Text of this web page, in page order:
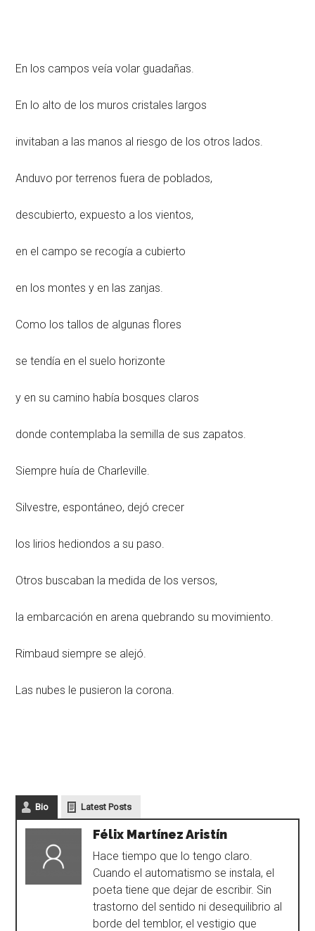
En los campos veía volar guadañas.
En lo alto de los muros cristales largos
invitaban a las manos al riesgo de los otros lados.
Anduvo por terrenos fuera de poblados,
descubierto, expuesto a los vientos,
en el campo se recogía a cubierto
en los montes y en las zanjas.
Como los tallos de algunas flores
se tendía en el suelo horizonte
y en su camino había bosques claros
donde contemplaba la semilla de sus zapatos.
Siempre huía de Charleville.
Silvestre, espontáneo, dejó crecer
los lirios hediondos a su paso.
Otros buscaban la medida de los versos,
la embarcación en arena quebrando su movimiento.
Rimbaud siempre se alejó.
Las nubes le pusieron la corona.
Bio Latest Posts
Félix Martínez Aristín
Hace tiempo que lo tengo claro.
Cuando el automatismo se instala, el
poeta tiene que dejar de escribir. Sin
trastorno del sentido ni desequilibrio al
borde del temblor, el vestigio que